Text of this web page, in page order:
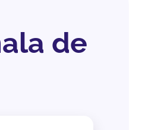
de